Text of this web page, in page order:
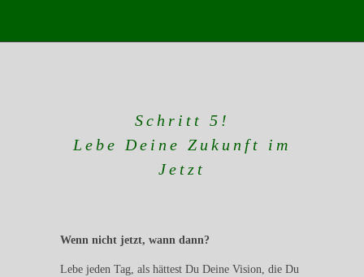
Schritt 5 !
Lebe Deine Zukunft im
Jetzt
Wenn nicht jetzt, wann dann?
Lebe jeden Tag, als hättest Du Deine Vision, die Du